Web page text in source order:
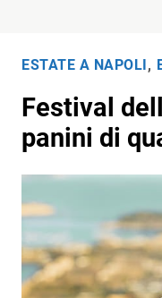
ESTATE A NAPOLI ,
Festival
panini di